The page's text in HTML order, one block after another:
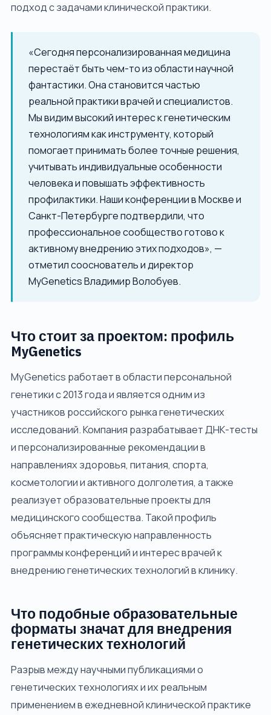
подход с задачами клинической практики.
«Сегодня персонализированная медицина
перестаёт быть чем-то из области научной
фантастики. Она становится частью
реальной практики врачей и специалистов.
Мы видим высокий интерес к генетическим
технологиям как инструменту, который
помогает принимать более точные решения,
учитывать индивидуальные особенности
человека и повышать эффективность
профилактики. Наши конференции в Москве и
Санкт-Петербурге подтвердили, что
профессиональное сообщество готово к
активному внедрению этих подходов», —
отметил сооснователь и директор
MyGenetics Владимир Волобуев.
Что стоит за проектом: профиль
MyGenetics
MyGenetics работает в области персональной
генетики с 2013 года и является одним из
участников российского рынка генетических
исследований. Компания разрабатывает ДНК-тесты
и персонализированные рекомендации в
направлениях здоровья, питания, спорта,
косметологии и активного долголетия, а также
реализует образовательные проекты для
медицинского сообщества. Такой профиль
объясняет практическую направленность
программы конференций и интерес врачей к
внедрению генетических технологий в клинику.
Что подобные образовательные
форматы значат для внедрения
генетических технологий
Разрыв между научными публикациями о
генетических технологиях и их реальным
применением в ежедневной клинической практике